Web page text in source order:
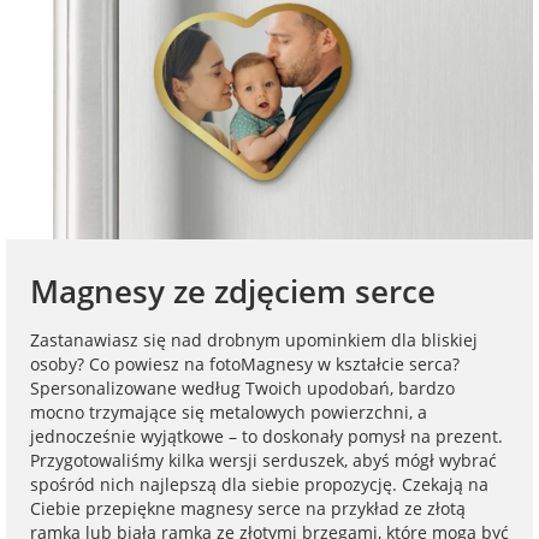
FotoKalendarze
drewniane
FotoKalendarze
adwentowe
samochodu ze
Kubki
personalizowane
Koszulki
personalizowane
Fartuchy
Kupony na
walentynki
Naklejki
prezentowe
Woreczki z organzy
Koperty
Inne
na roczek
na 18 urodziny
na 30 urodziny
dla taty
dla babci
dla dziadka
dla dziecka
dla ucznia
Magnesy ze zdjęciem serce
Zastanawiasz się nad drobnym upominkiem dla bliskiej
osoby? Co powiesz na fotoMagnesy w kształcie serca?
Spersonalizowane według Twoich upodobań, bardzo
mocno trzymające się metalowych powierzchni, a
jednocześnie wyjątkowe – to doskonały pomysł na prezent.
Przygotowaliśmy kilka wersji serduszek, abyś mógł wybrać
spośród nich najlepszą dla siebie propozycję. Czekają na
Ciebie przepiękne magnesy serce na przykład ze złotą
ramką lub białą ramką ze złotymi brzegami, które mogą być